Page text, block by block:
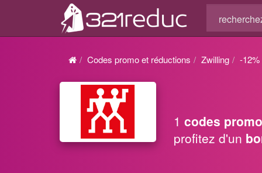
Codes promo et réductions Zwilling -12%
1 codes
profitez d'un